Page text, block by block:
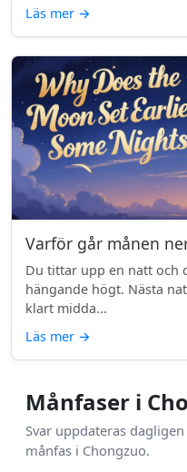
Läs mer →
Varför går månen
Du tittar upp en natt och
hängande högt. Nästa
klart midda...
Läs mer →
Månfaser i
Svar uppdateras
månfas i Chongzuo.